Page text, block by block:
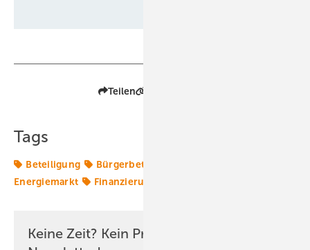
Teilen
Tags
Beteiligung Bürgerbeteiligung
Energiemarkt
Finanzierung
Keine Zeit? Kein Problem mit dem ERE